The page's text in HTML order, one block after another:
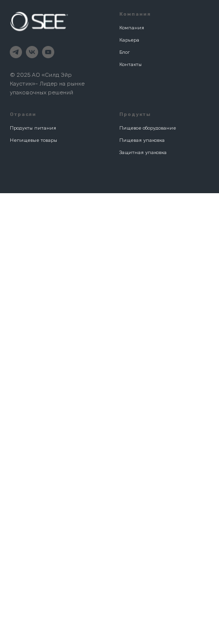
© 2025 АО «‎Силд Эйр
Каустик»- Лидер на рынке
упаковочных решений
Компания
Компания
Карьера
Блог
Контакты
Отрасли
Продукты питания
Непищевые товары
Продукты
Пищевое оборудование
Пищевая упаковка
Защитная упаковка